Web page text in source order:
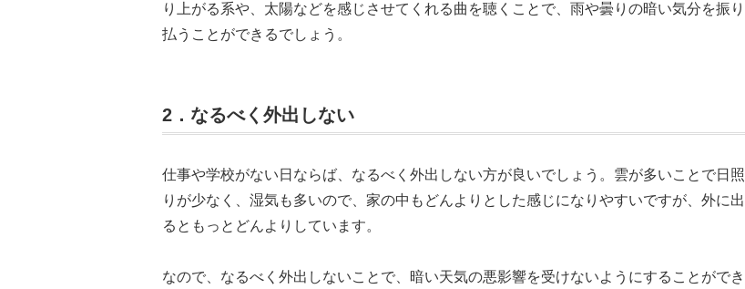
り上がる系や、太陽などを感じさせてくれる曲を聴くことで、雨や曇りの暗い気分を振り
払うことができるでしょう。
2．なるべく外出しない
仕事や学校がない日ならば、なるべく外出しない方が良いでしょう。雲が多いことで日照
りが少なく、湿気も多いので、家の中もどんよりとした感じになりやすいですが、外に出
るともっとどんよりしています。
なので、なるべく外出しないことで、暗い天気の悪影響を受けないようにすることができ